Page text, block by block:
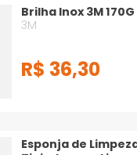
Brilha Inox 3M 170G
3M
R$ 36,30
Esponja de